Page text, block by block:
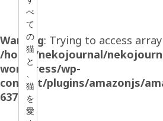
べ
て
の
猫
と
、
猫
を
愛
Warning: Trying to access
/home/nekojournal/
wordpress/wp-
content/plugins/amazonjs/
637